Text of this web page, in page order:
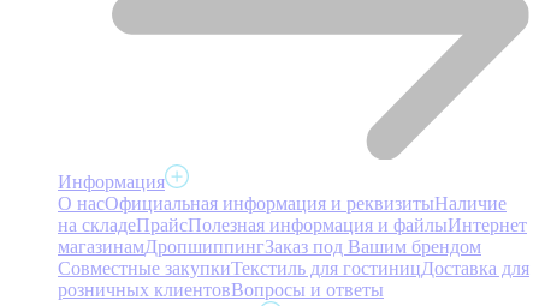
Информация
О насОфициальная информация и реквизитыНаличие
на складеПрайсПолезная информация и файлыИнтернет
магазинамДропшиппингЗаказ под Вашим брендом
Совместные закупкиТекстиль для гостиницДоставка для
розничных клиентовВопросы и ответы